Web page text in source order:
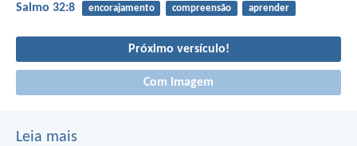
Salmo 32:8 encorajamento compreensão aprender
Próximo versículo!
Com imagem
Leia mais